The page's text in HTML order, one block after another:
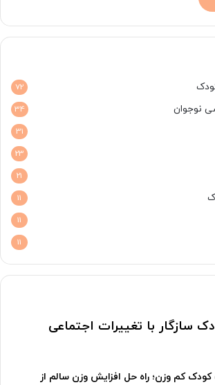
72
نوجوان 34
31
23
21
11
11
11
سازگار با تغییرات اجتماعی
کودک کم وزن؛ راه حل افزایش وزن سالم از